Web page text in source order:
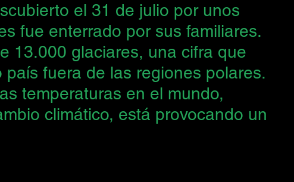
el 31 de julio por unos
fue enterrado por sus familiares.
13.000 glaciares, una cifra que
fuera de las regiones polares.
temperaturas en el mundo,
climático, está provocando un